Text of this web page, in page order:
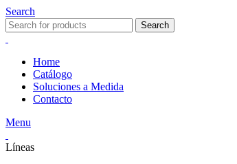
Search
Search
Home
Catálogo
Soluciones a Medida
Contacto
Menu
Líneas